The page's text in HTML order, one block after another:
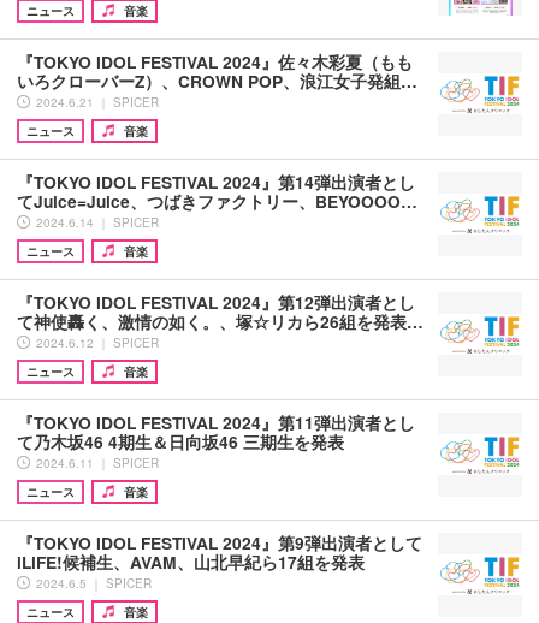
ニュース 音楽
『TOKYO IDOL FESTIVAL 2024』佐々木彩夏（もも
いろクローバーZ）、CROWN POP、浪江女子発組…
2024.6.21 ｜ SPICER
ニュース
音楽
『TOKYO IDOL FESTIVAL 2024』第14弾出演者とし
てJuice=Juice、つばきファクトリー、BEYOOOO…
2024.6.14 ｜ SPICER
ニュース
音楽
『TOKYO IDOL FESTIVAL 2024』第12弾出演者とし
て神使轟く、激情の如く。、塚☆リカら26組を発表…
2024.6.12 ｜ SPICER
ニュース
音楽
『TOKYO IDOL FESTIVAL 2024』第11弾出演者とし
て乃木坂46 4期生＆日向坂46 三期生を発表
2024.6.11 ｜ SPICER
ニュース
音楽
『TOKYO IDOL FESTIVAL 2024』第9弾出演者として
iLiFE!候補生、AVAM、山北早紀ら17組を発表
2024.6.5 ｜ SPICER
ニュース
音楽